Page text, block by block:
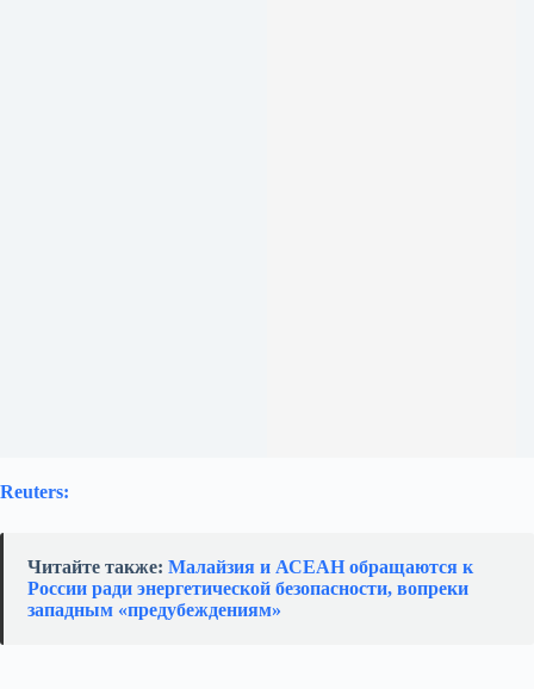
Reuters:
Читайте также: Малайзия и АСЕАН обращаются к
России ради энергетической безопасности, вопреки
западным «предубеждениям»